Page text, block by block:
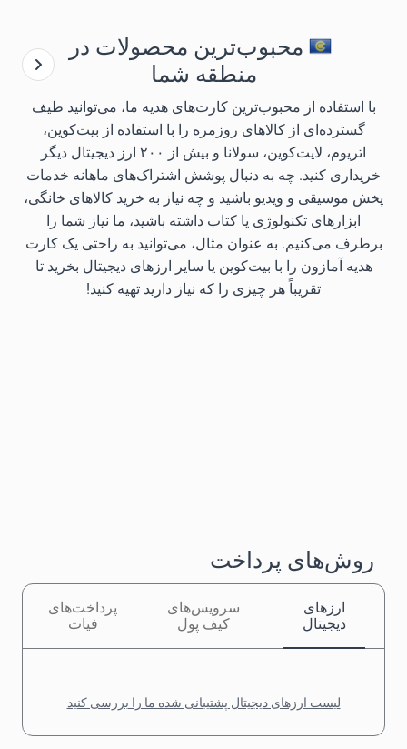
محبوب‌ترین محصولات در
منطقه شما
با استفاده از محبوب‌ترین کارت‌های هدیه ما، می‌توانید طیف
گسترده‌ای از کالاهای روزمره را با استفاده از بیت‌کوین،
اتریوم، لایت‌کوین، سولانا و بیش از ۲۰۰ ارز دیجیتال دیگر
خریداری کنید. چه به دنبال پوشش اشتراک‌های ماهانه خدمات
پخش موسیقی و ویدیو باشید و چه نیاز به خرید کالاهای خانگی،
ابزارهای تکنولوژی یا کتاب داشته باشید، ما نیاز شما را
برطرف می‌کنیم. به عنوان مثال، می‌توانید به راحتی یک کارت
هدیه آمازون را با بیت‌کوین یا سایر ارزهای دیجیتال بخرید تا
تقریباً هر چیزی را که نیاز دارید تهیه کنید!
روش‌های پرداخت
ارزهای
دیجیتال
سرویس‌های
کیف پول
پرداخت‌های
فیات
لیست ارزهای دیجیتال پشتیبانی شده ما را بررسی کنید